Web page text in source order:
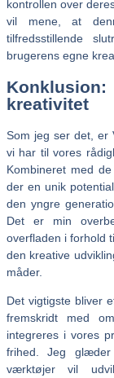
kontrollen over
vil mene, at
tilfredsstillende
brugerens egne
kreativitet
Som jeg ser det, er
vi har til vores
Kombineret med
der en unik
den yngre
Det er min
overfladen i forhold
den kreative
måder.
Det vigtigste bliver
fremskridt med
integreres i vores
frihed. Jeg
værktøjer vil